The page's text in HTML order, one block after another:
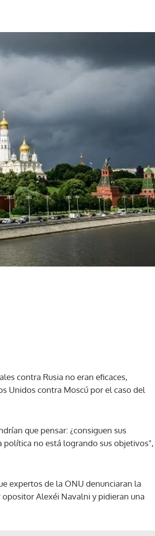
contra Rusia no eran eficaces,
Unidos contra Moscú por el caso del
que pensar: ¿consiguen sus
política no está logrando sus objetivos",
expertos de la ONU denunciaran la
Alexéi Navalni y pidieran una